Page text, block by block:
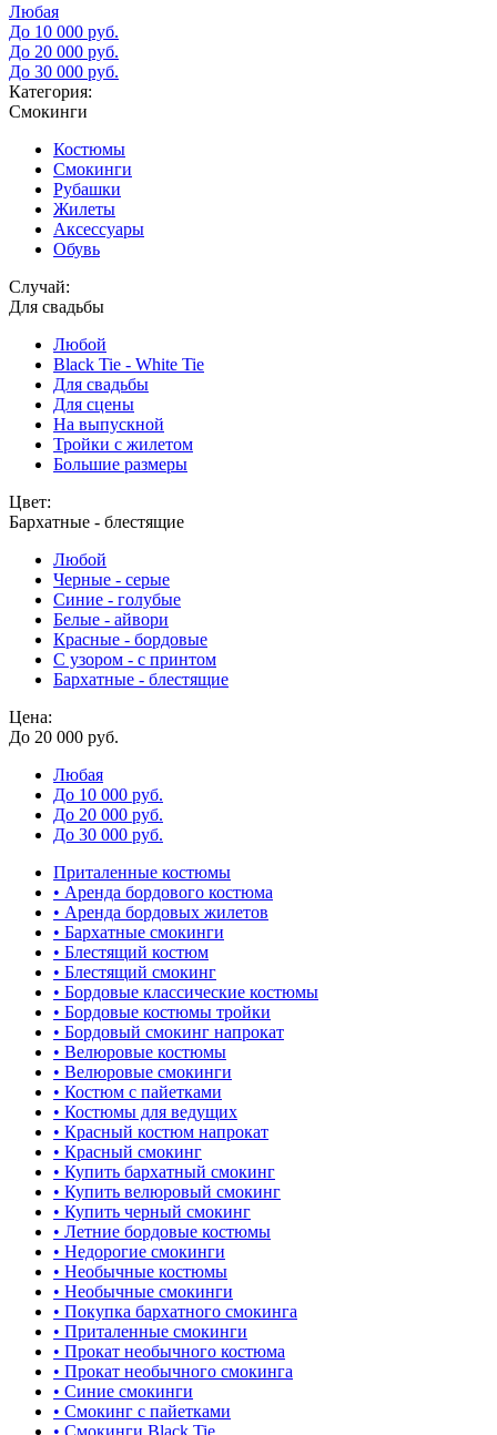
Любая
До 10 000 руб.
До 20 000 руб.
До 30 000 руб.
Категория:
Смокинги
Костюмы
Смокинги
Рубашки
Жилеты
Аксессуары
Обувь
Случай:
Для свадьбы
Любой
Black Tie - White Tie
Для свадьбы
Для сцены
На выпускной
Тройки с жилетом
Большие размеры
Цвет:
Бархатные - блестящие
Любой
Черные - серые
Синие - голубые
Белые - айвори
Красные - бордовые
С узором - с принтом
Бархатные - блестящие
Цена:
До 20 000 руб.
Любая
До 10 000 руб.
До 20 000 руб.
До 30 000 руб.
Приталенные костюмы
• Аренда бордового костюма
• Аренда бордовых жилетов
• Бархатные смокинги
• Блестящий костюм
• Блестящий смокинг
• Бордовые классические костюмы
• Бордовые костюмы тройки
• Бордовый смокинг напрокат
• Велюровые костюмы
• Велюровые смокинги
• Костюм с пайетками
• Костюмы для ведущих
• Красный костюм напрокат
• Красный смокинг
• Купить бархатный смокинг
• Купить велюровый смокинг
• Купить черный смокинг
• Летние бордовые костюмы
• Недорогие смокинги
• Необычные костюмы
• Необычные смокинги
• Покупка бархатного смокинга
• Приталенные смокинги
• Прокат необычного костюма
• Прокат необычного смокинга
• Синие смокинги
• Смокинг с пайетками
• Смокинги Black Tie